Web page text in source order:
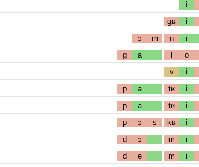
i
gʁ i
ɔ m n i
g a l o
v i
p a tʁ i
p a tʁ i
p ɔ s kʁ i
d ɔ m i
d e m i